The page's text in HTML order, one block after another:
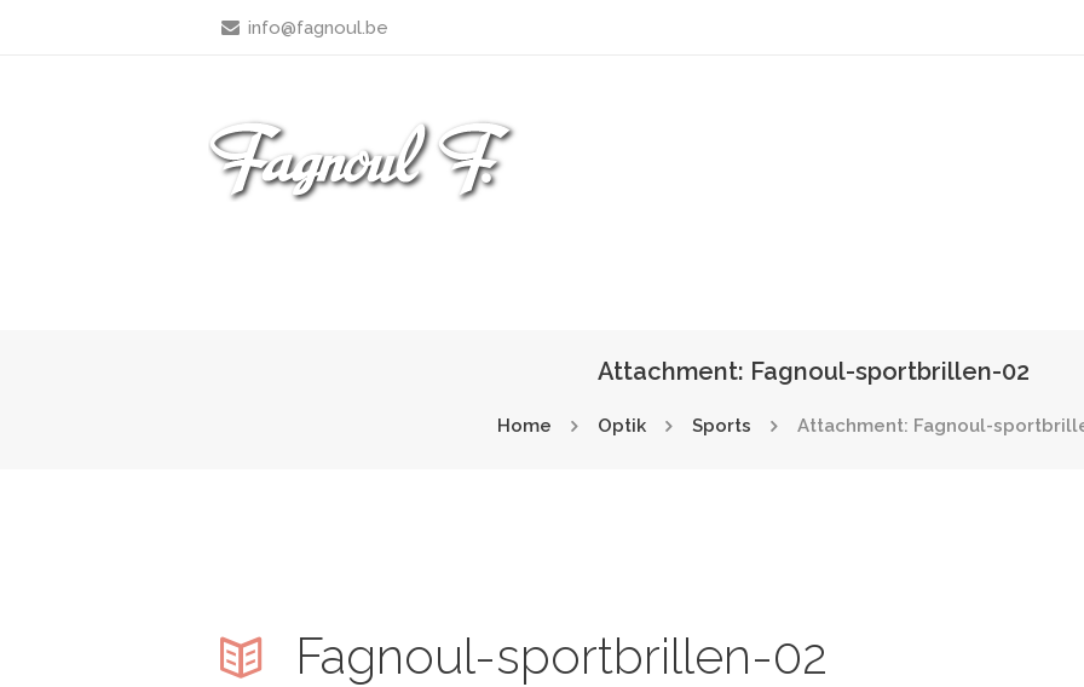
info@fagnoul.be
Attachment: Fagnoul-sportbrillen-02
Home Optik Sports Attachment: Fagnoul-
Fagnoul-sportbrillen-02